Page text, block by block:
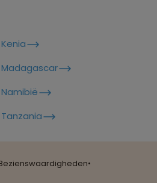
•
indivuele vrijheid